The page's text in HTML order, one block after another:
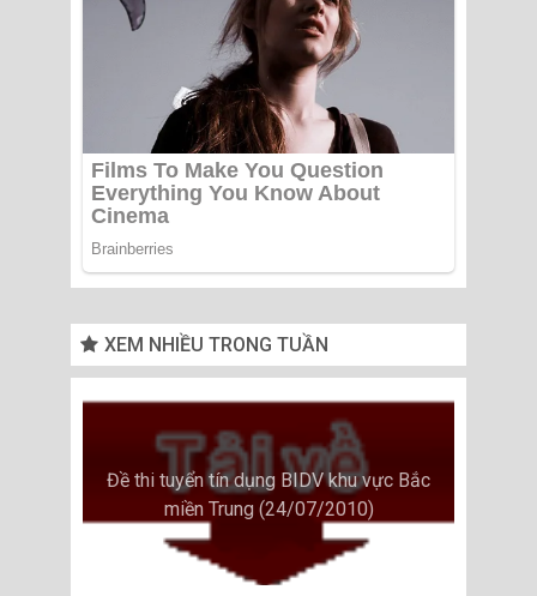
XEM NHIỀU TRONG TUẦN
Đề thi tuyển tín dụng BIDV khu vực Bắc
miền Trung (24/07/2010)